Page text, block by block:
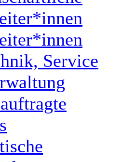
Service